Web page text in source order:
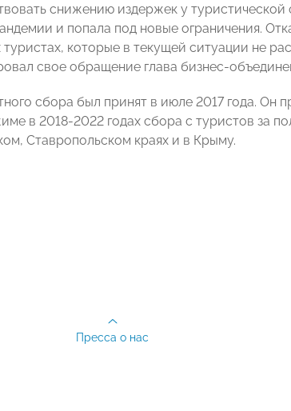
снижению издержек у туристической
и попала под новые ограничения.
которые в текущей ситуации не
свое обращение глава бизнес-
сбора был принят в июле 2017 года. Он
в 2018-2022 годах сбора с туристов за
Ставропольском краях и в Крыму.
Пресса о нас